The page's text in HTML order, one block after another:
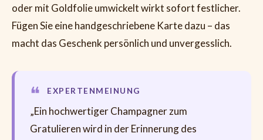
oder mit Goldfolie umwickelt wirkt sofort festlicher.
Fügen Sie eine handgeschriebene Karte dazu – das
macht das Geschenk persönlich und unvergesslich.
EXPERTENMEINUNG
„Ein hochwertiger Champagner zum
Gratulieren wird in der Erinnerung des